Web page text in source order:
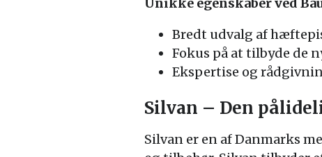
Bredt udvalg af
Fokus på at tilbyde de
Ekspertise og
Silvan – Den
Silvan er en af Danmarks